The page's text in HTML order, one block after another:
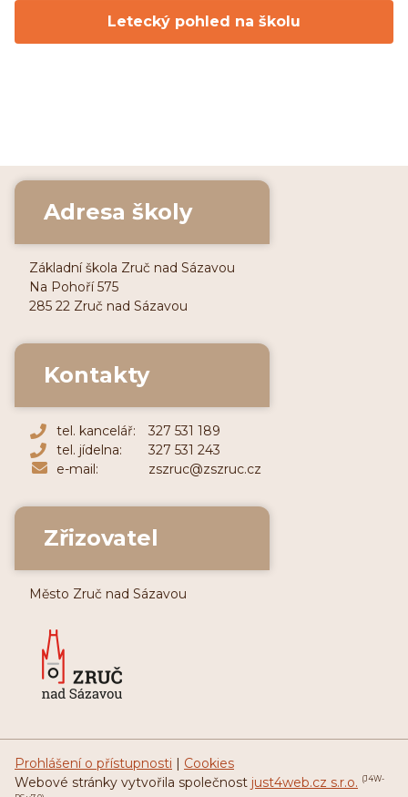
Letecký pohled na školu
Adresa školy
Základní škola Zruč nad Sázavou
Na Pohoří 575
285 22 Zruč nad Sázavou
Kontakty
tel. kancelář:
327 531 189
tel. jídelna:
327 531 243
e-mail:
zszruc@zszruc.cz
Zřizovatel
Město Zruč nad Sázavou
Prohlášení o přístupnosti
Cookies
Webové stránky vytvořila společnost just4web.cz s.r.o. (J4W-